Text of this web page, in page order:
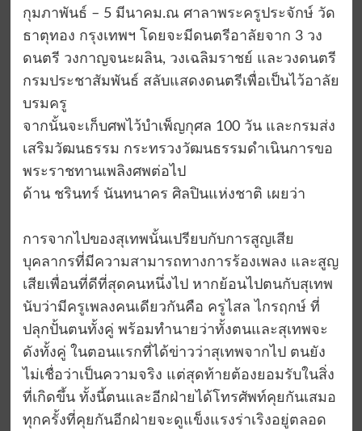
กุมภาพันธ์ – 5 มีนาคม.ณ ศาลาพระครูประจักษ์ วัด
ธาตุทอง กรุงเทพฯ โดยจะมีดนตรีอาลัยจาก 3 วง
ดนตรี วงกาญจนะผลิน, วงเฉลิมราชย์ และวงดนตรี
กรมประชาสัมพันธ์ สลับแสดงดนตรีเพื่อเป็นไว้อาลัย
บรมครู
จากนั้นจะเก็บศพไว้บำเพ็ญกุศล 100 วัน และกรมส่ง
เสริมวัฒนธรรม กระทรวงวัฒนธรรมดำเนินการขอ
พระราชทานเพลิงศพต่อไป
ด้าน ชรินทร์ นันทนาคร ศิลปินแห่งชาติ เผยว่า
การจากไปของสุเทพนั้นเปรียบกับการสูญเสีย
บุคลากรที่มีความสามารถทางการร้องเพลง และสูญ
เสียเพื่อนที่ดีที่สุดคนหนึ่งไป หากย้อนไปตนกับสุเทพ
นับว่ามีครูเพลงคนเดียวกันคือ ครูไสล ไกรฤกษ์ ที่
ปลุกปั้นตนทั้งคู่ พร้อมทำนายว่าทั้งตนและสุเทพจะ
ดังทั้งคู่ ในตอนแรกที่ได้ข่าวว่าสุเทพจากไป ตนยัง
ไม่เชื่อว่าเป็นความจริง แต่สุดท้ายต้องยอมรับในสิ่ง
ที่เกิดขึ้น ทั้งนี้ตนและอีกฝ่ายได้โทรศัพท์คุยกันเสมอ
ทุกครั้งที่คุยกันอีกฝ่ายจะดูแข็งแรงร่าเริงอยู่ตลอด